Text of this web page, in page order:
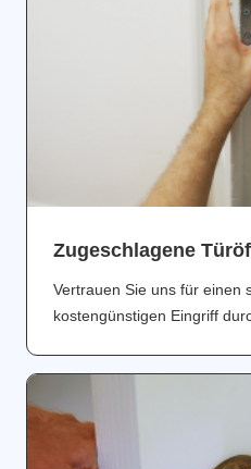
Zugeschlagene
Vertrauen Sie uns für einen
kostengünstigen Eingriff